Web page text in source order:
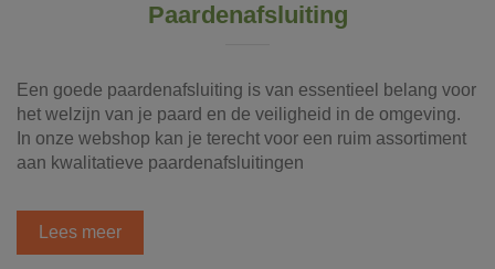
Paardenafsluiting
Een goede paardenafsluiting is van essentieel belang voor
het welzijn van je paard en de veiligheid in de omgeving.
In onze webshop kan je terecht voor een ruim assortiment
aan kwalitatieve paardenafsluitingen
Lees meer